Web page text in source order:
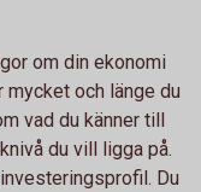
om din ekonomi
mycket och länge du
vad du känner till
du vill ligga på.
Du